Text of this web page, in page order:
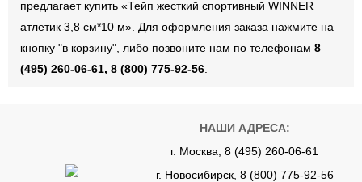
предлагает купить «Тейп жесткий спортивный WINNER
атлетик 3,8 см*10 м». Для оформления заказа нажмите на
кнопку "в корзину", либо позвоните нам по телефонам 8
(495) 260-06-61, 8 (800) 775-92-56
НАШИ АДРЕСА:
г. Москва, 8 (495) 260-06-61
г. Новосибирск, 8 (800) 775-92-56